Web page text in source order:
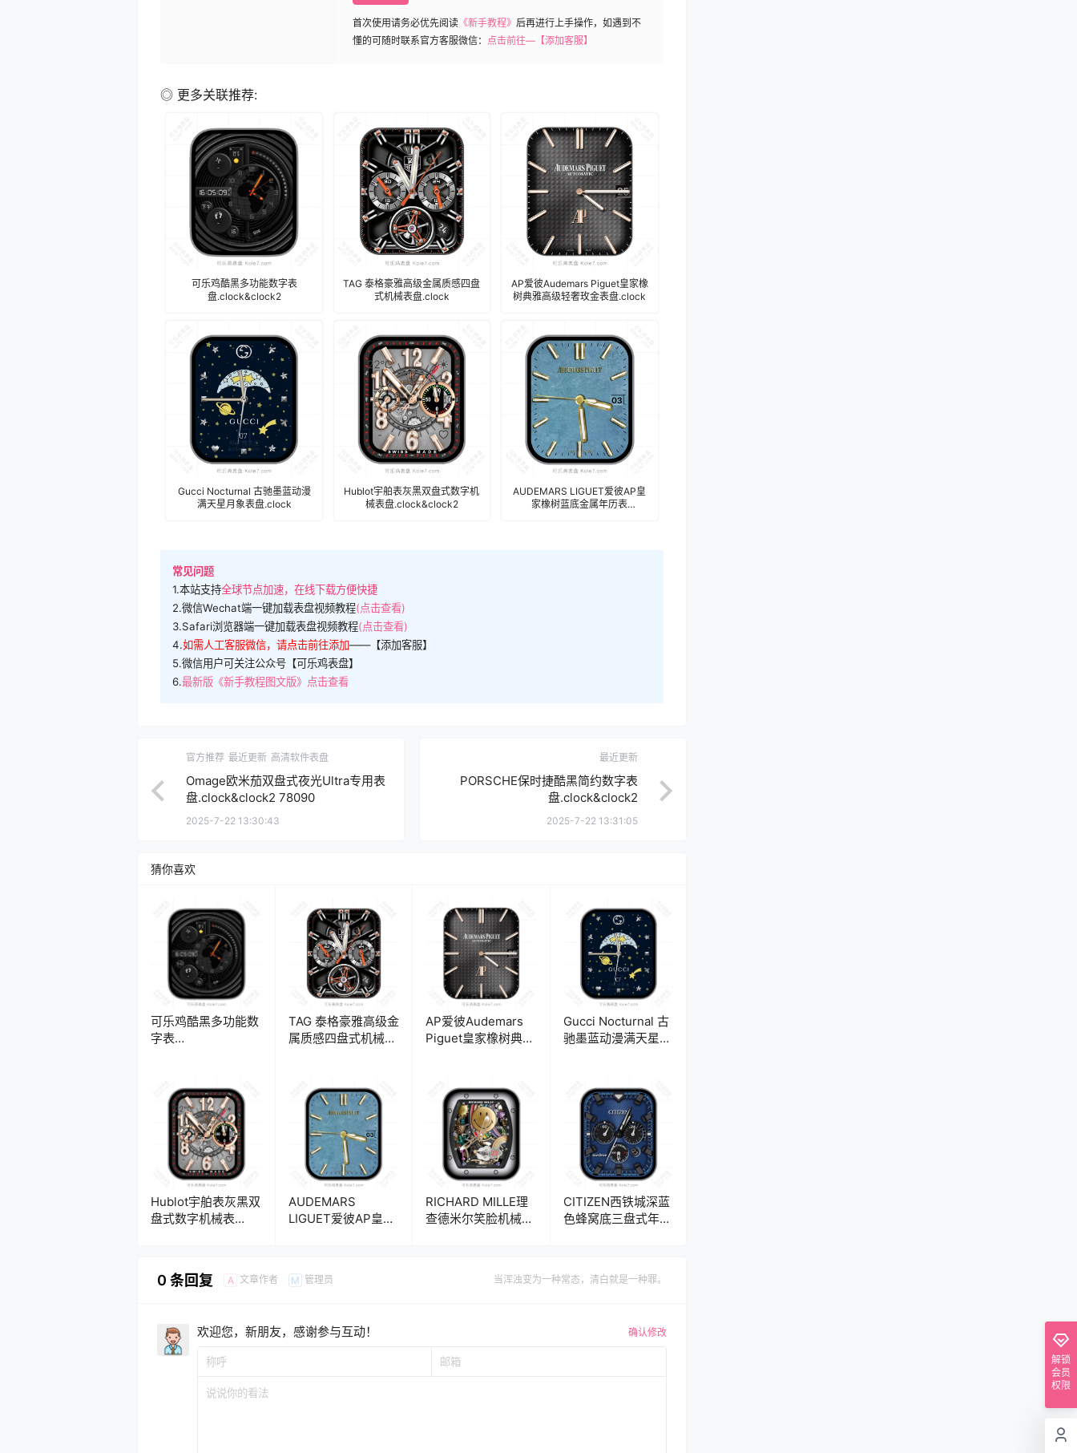
首次使用请务必优先阅读 《新手教程》 后再进行上手操作，如遇到不
懂的可随时联系官方客服微信： 点击前往—【添加客服】
◎ 更多关联推荐:
可乐鸡酷黑多功能数字表
盘.clock&clock2
TAG 泰格豪雅高级金属质感四盘
式机械表盘.clock
AP爱彼Audemars Piguet皇家橡
树典雅高级轻奢玫金表盘.clock
Gucci Nocturnal 古驰墨蓝动漫
满天星月象表盘.clock
Hublot宇舶表灰黑双盘式数字机
械表盘.clock&clock2
AUDEMARS LIGUET爱彼AP皇
家橡树蓝底金属年历表
常见问题
1.本站支持全球节点加速，在线下载方便快捷
2.微信Wechat端一键加载表盘视频教程(点击查看)
3.Safari浏览器端一键加载表盘视频教程(点击查看)
4.如需人工客服微信，请点击前往添加——【添加客服】
5.微信用户可关注公众号【可乐鸡表盘】
6.最新版《新手教程图文版》点击查看
官方推荐 最近更新 高清软件表盘
Omage欧米茄双盘式夜光Ultra专用表
盘.clock&clock2 78090
2025-7-22 13:30:43
最近更新
PORSCHE保时捷酷黑简约数字表
盘.clock&clock2
2025-7-22 13:31:05
猜你喜欢
可乐鸡酷黑多功能数
字表
TAG 泰格豪雅高级金
属质感四盘式机械表
AP爱彼Audemars
Piguet皇家橡树典雅
Gucci Nocturnal 古
驰墨蓝动漫满天星月
Hublot宇舶表灰黑双
盘式数字机械表
AUDEMARS
LIGUET爱彼AP皇家
RICHARD MILLE理
查德米尔笑脸机械齿
CITIZEN西铁城深蓝
色蜂窝底三盘式年历
0 条回复 A 文章作者 M 管理员 当浑浊变为一种常态，清白就是一种罪。
欢迎您，新朋友，感谢参与互动！ 确认修改
解锁
会员
权限